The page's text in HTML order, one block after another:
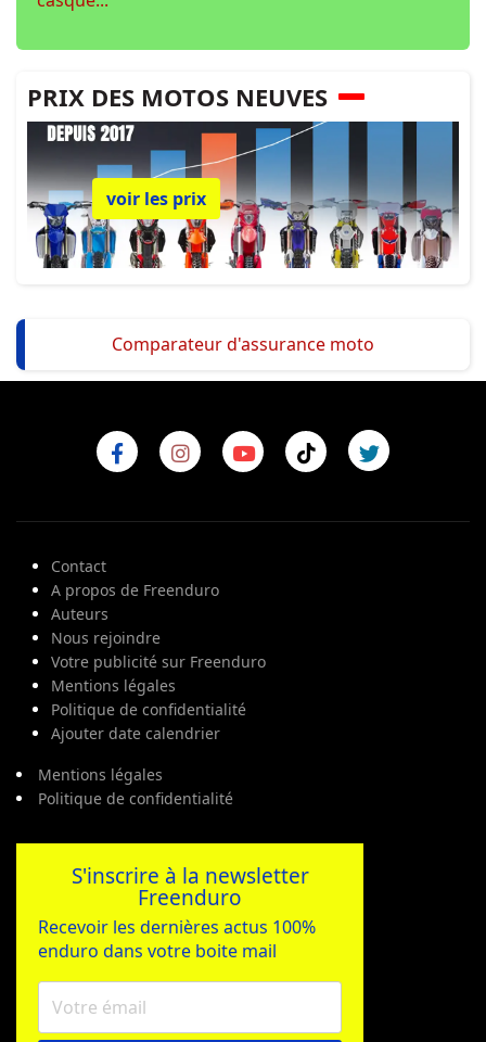
PRIX DES MOTOS NEUVES
voir les prix
Comparateur d'assurance moto
Contact
A propos de Freenduro
Auteurs
Nous rejoindre
Votre publicité sur Freenduro
Mentions légales
Politique de confidentialité
Ajouter date calendrier
Mentions légales
Politique de confidentialité
S'inscrire à la newsletter
Freenduro
Recevoir les dernières actus 100%
enduro dans votre boite mail